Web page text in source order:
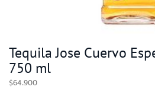
Tequila Jose Cuervo
750 ml
$64.900